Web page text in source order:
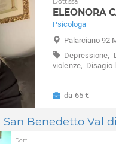
ELEONORA
Psicologa
Palarciano 92
Depressione,
violenze, Disagio
da 65 €
San Benedetto Val
Dott.